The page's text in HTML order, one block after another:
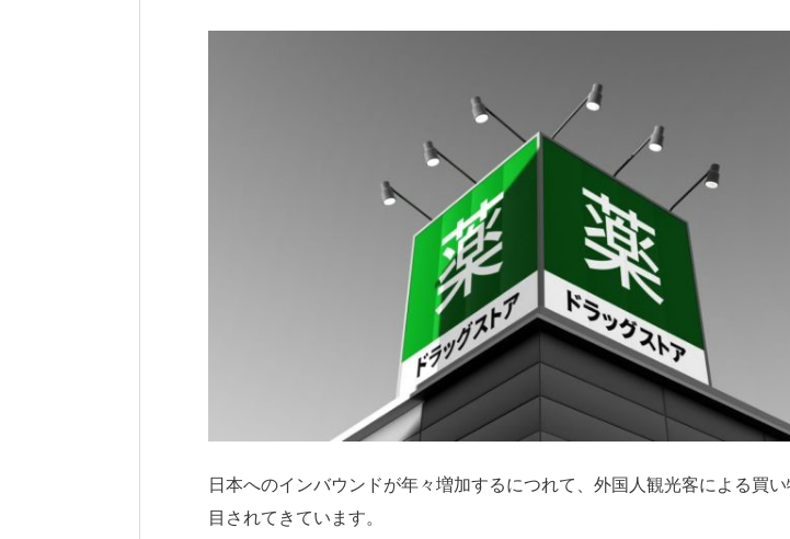
日本へのインバウンドが年々増加するにつれて、外国人観光客による買い
目されてきています。